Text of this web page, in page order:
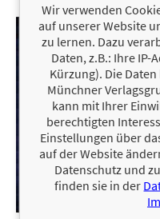
Wir verwenden
auf unserer Website
zu lernen. Dazu
Daten, z.B.: Ihre
Kürzung). Die
Münchner
kann mit Ihrer
berechtigten
Einstellungen über
auf der Website
Datenschutz und
finden sie in der